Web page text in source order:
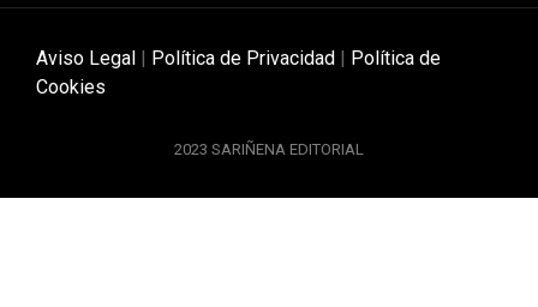
2023 SARIÑENA EDITORIAL
Aviso Legal Política de Privacidad
Política de
Cookies